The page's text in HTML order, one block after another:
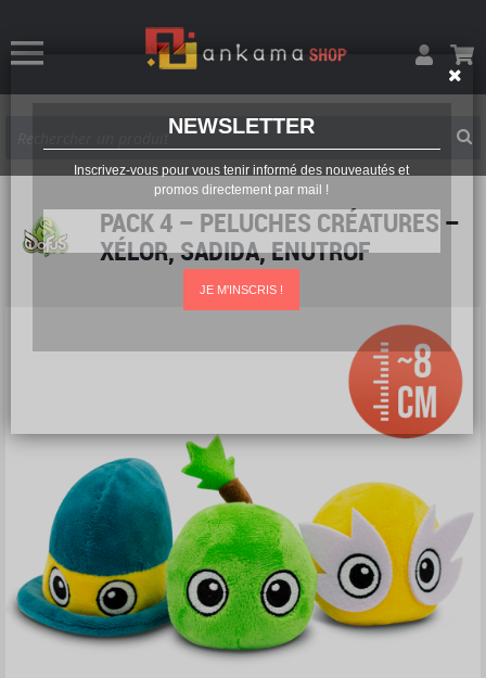
NEWSLETTER
Inscrivez-vous pour vous tenir informé des nouveautés et
promos directement par mail !
JE M'INSCRIS !
PACK 4 – PELUCHES CRÉATURES –
XÉLOR, SADIDA, ENUTROF